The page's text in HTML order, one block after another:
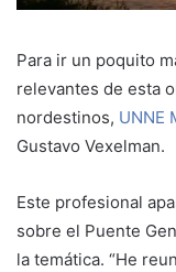
Para ir un poquito
relevantes de esta
nordestinos, UNNE
Gustavo Vexelman.
Este profesional
sobre el Puente
la temática. “He